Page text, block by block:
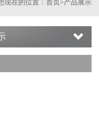
现在的位置： 首页 >产品展示